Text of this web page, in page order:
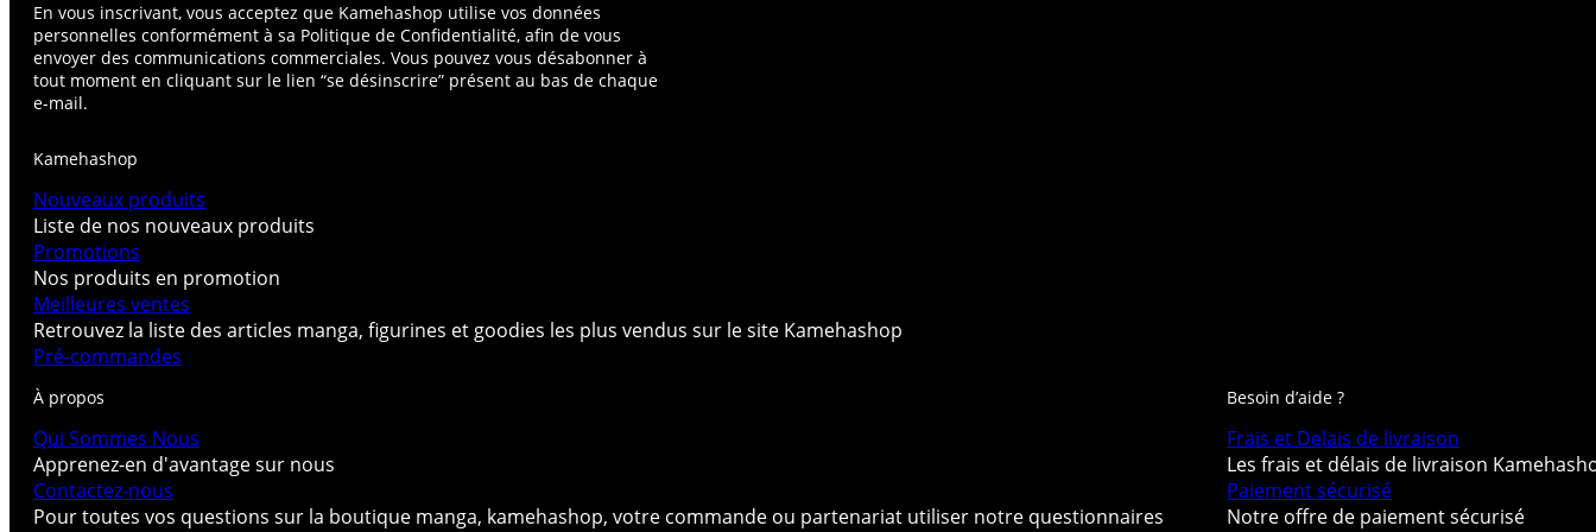
En vous inscrivant, vous acceptez que Kamehashop utilise vos données
personnelles conformément à sa Politique de Confidentialité, afin de vous
envoyer des communications commerciales. Vous pouvez vous désabonner à
tout moment en cliquant sur le lien “se désinscrire” présent au bas de chaque
e-mail.
Kamehashop
Nouveaux produits
Liste de nos nouveaux produits
Promotions
Nos produits en promotion
Meilleures ventes
Retrouvez la liste des articles manga, figurines et goodies les plus vendus sur le site Kamehashop
Pré-commandes
À propos
Qui Sommes Nous
Apprenez-en d'avantage sur nous
Contactez-nous
Pour toutes vos questions sur la boutique manga, kamehashop, votre commande ou partenariat utiliser notre questionnaires
Besoin d’aide ?
Frais et Delais de livraison
Les frais et délais de livraison
Paiement sécurisé
Notre offre de paiement sécurisé